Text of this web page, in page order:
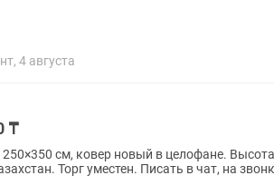
4 августа
₸
см, ковер новый в целофане.
Торг уместен. Писать в чат, на